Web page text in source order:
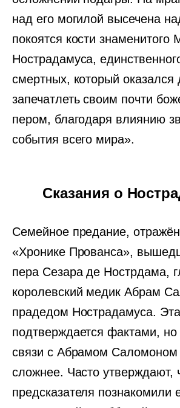
над его могилой высечена
покоятся кости знаменитого
Нострадамуса,
смертных, который оказался
запечатлеть своим почти
пером, благодаря влиянию
события всего мира».
Сказания о
Семейное предание,
«Хронике Прованса»,
пера Сезара де Нострдама,
королевский медик Абрам
прадедом Нострадамуса.
подтверждается фактами,
связи с Абрамом Саломоном
сложнее. Часто утверждают,
предсказателя познакомили